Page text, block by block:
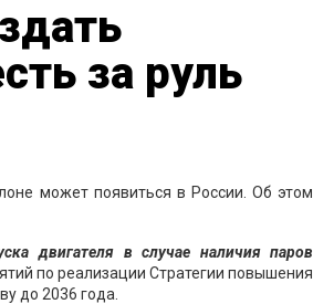
за руль
может появиться в России. Об этом
двигателя в случае наличия паров
по реализации Стратегии повышения
до 2036 года.